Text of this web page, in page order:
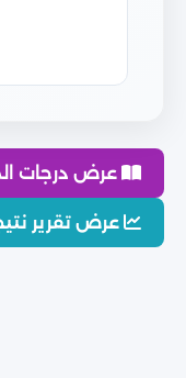
عرض درجات
عرض تقرير